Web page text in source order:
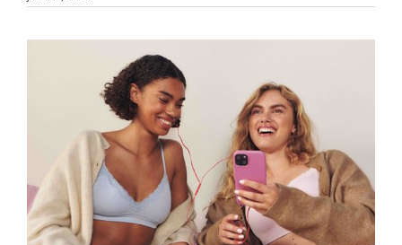
kuidusta aina valmiiseen vaatteeseen asti.